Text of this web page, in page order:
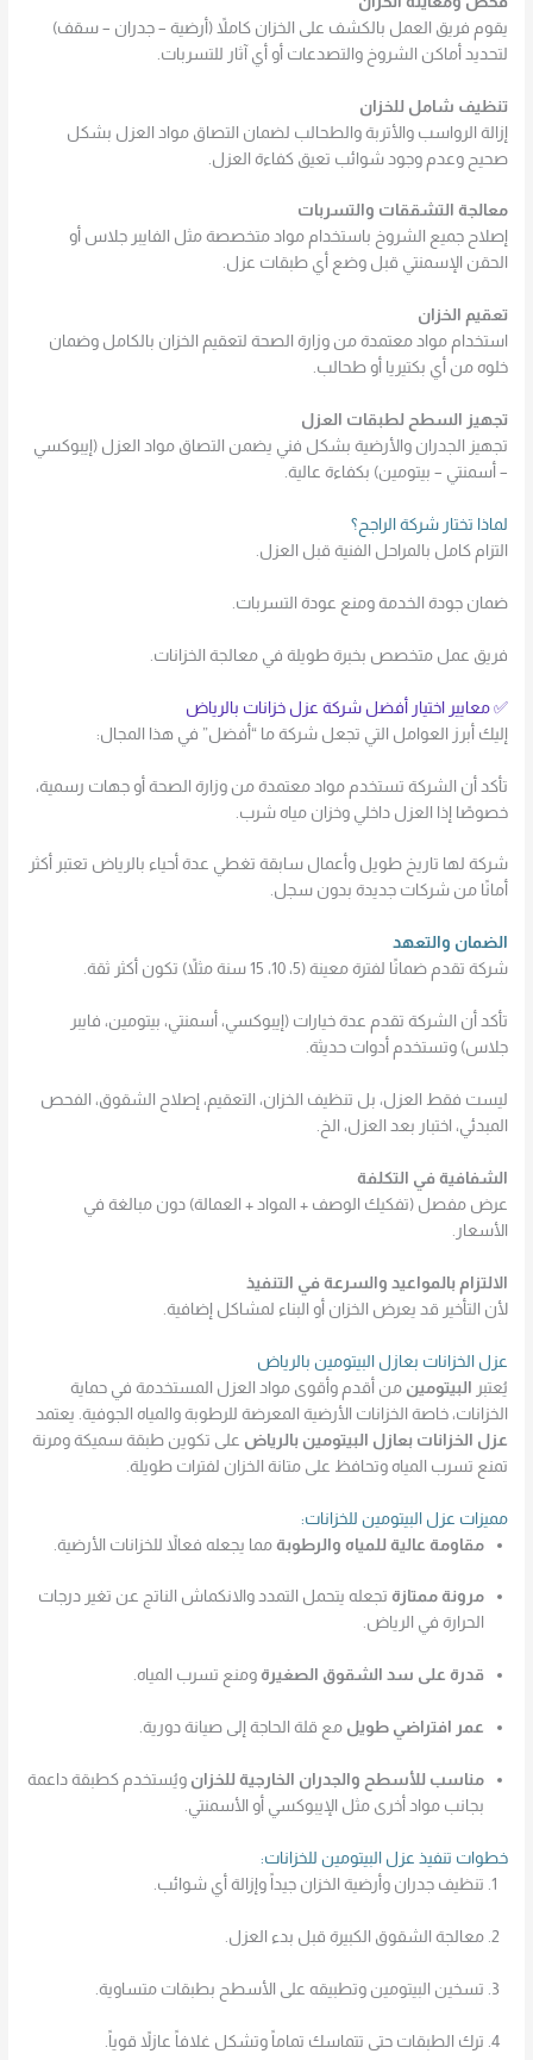
يقوم فريق العمل بالكشف على الخزان كاملاً (أرضية – جدران – سقف)
لتحديد أماكن الشروخ والتصدعات أو أي آثار للتسربات.
تنظيف شامل للخزان
إزالة الرواسب والأتربة والطحالب لضمان التصاق مواد العزل بشكل
صحيح وعدم وجود شوائب تعيق كفاءة العزل.
معالجة التشققات والتسربات
إصلاح جميع الشروخ باستخدام مواد متخصصة مثل الفايبر جلاس أو
الحقن الإسمنتي قبل وضع أي طبقات عزل.
تعقيم الخزان
استخدام مواد معتمدة من وزارة الصحة لتعقيم الخزان بالكامل وضمان
خلوه من أي بكتيريا أو طحالب.
تجهيز السطح لطبقات العزل
تجهيز الجدران والأرضية بشكل فني يضمن التصاق مواد العزل (إيبوكسي
– أسمنتي – بيتومين) بكفاءة عالية.
لماذا تختار شركة الراجح؟
التزام كامل بالمراحل الفنية قبل العزل.
ضمان جودة الخدمة ومنع عودة التسربات.
فريق عمل متخصص بخبرة طويلة في معالجة الخزانات.
✅ معايير اختيار أفضل شركة عزل خزانات بالرياض
إليك أبرز العوامل التي تجعل شركة ما “أفضل” في هذا المجال:
تأكد أن الشركة تستخدم مواد معتمدة من وزارة الصحة أو جهات رسمية،
خصوصًا إذا العزل داخلي وخزان مياه شرب.
شركة لها تاريخ طويل وأعمال سابقة تغطي عدة أحياء بالرياض تعتبر أكثر
أمانًا من شركات جديدة بدون سجل.
الضمان والتعهد
شركة تقدم ضمانًا لفترة معينة (5، 10، 15 سنة مثلاً) تكون أكثر ثقة.
تأكد أن الشركة تقدم عدة خيارات (إيبوكسي، أسمنتي، بيتومين، فايبر
جلاس) وتستخدم أدوات حديثة.
ليست فقط العزل، بل تنظيف الخزان، التعقيم، إصلاح الشقوق، الفحص
المبدئي، اختبار بعد العزل، الخ.
الشفافية في التكلفة
عرض مفصل (تفكيك الوصف + المواد + العمالة) دون مبالغة في
الأسعار.
الالتزام بالمواعيد والسرعة في التنفيذ
لأن التأخير قد يعرض الخزان أو البناء لمشاكل إضافية.
عزل الخزانات بعازل البيتومين بالرياض
يُعتبر البيتومين من أقدم وأقوى مواد العزل المستخدمة في حماية
الخزانات، خاصة الخزانات الأرضية المعرضة للرطوبة والمياه الجوفية. يعتمد
عزل الخزانات بعازل البيتومين بالرياض على تكوين طبقة سميكة ومرنة
تمنع تسرب المياه وتحافظ على متانة الخزان لفترات طويلة.
مميزات عزل البيتومين للخزانات:
مقاومة عالية للمياه والرطوبة مما يجعله فعالاً للخزانات الأرضية.
مرونة ممتازة تجعله يتحمل التمدد والانكماش الناتج عن تغير درجات
الحرارة في الرياض.
قدرة على سد الشقوق الصغيرة ومنع تسرب المياه.
عمر افتراضي طويل مع قلة الحاجة إلى صيانة دورية.
مناسب للأسطح والجدران الخارجية للخزان ويُستخدم كطبقة داعمة
بجانب مواد أخرى مثل الإيبوكسي أو الأسمنتي.
خطوات تنفيذ عزل البيتومين للخزانات:
تنظيف جدران وأرضية الخزان جيداً وإزالة أي شوائب.
معالجة الشقوق الكبيرة قبل بدء العزل.
تسخين البيتومين وتطبيقه على الأسطح بطبقات متساوية.
ترك الطبقات حتى تتماسك تماماً وتشكل غلافاً عازلاً قوياً.